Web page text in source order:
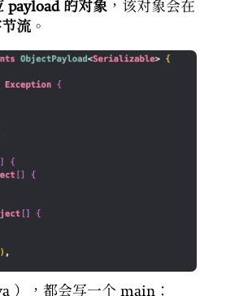
payload 的对象 ，该对象会在
流 。
），都会写一个 main：